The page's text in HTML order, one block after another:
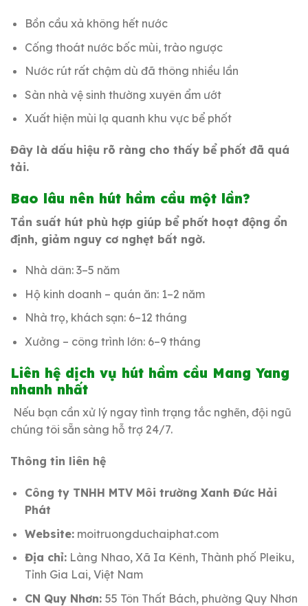
Bồn cầu xả không hết nước
Cống thoát nước bốc mùi, trào ngược
Nước rút rất chậm dù đã thông nhiều lần
Sàn nhà vệ sinh thường xuyên ẩm ướt
Xuất hiện mùi lạ quanh khu vực bể phốt
Đây là dấu hiệu rõ ràng cho thấy bể phốt đã quá
tải.
Bao lâu nên hút hầm cầu một lần?
Tần suất hút phù hợp giúp bể phốt hoạt động ổn
định, giảm nguy cơ nghẹt bất ngờ.
Nhà dân: 3–5 năm
Hộ kinh doanh – quán ăn: 1–2 năm
Nhà trọ, khách sạn: 6–12 tháng
Xưởng – công trình lớn: 6–9 tháng
Liên hệ dịch vụ hút hầm cầu Mang Yang
nhanh nhất
Nếu bạn cần xử lý ngay tình trạng tắc nghẽn, đội ngũ
chúng tôi sẵn sàng hỗ trợ 24/7.
Thông tin liên hệ
Công ty TNHH MTV Môi trường Xanh Đức Hải
Phát
Website:moitruongduchaiphat.com
Địa chỉ:Làng Nhao, Xã Ia Kênh, Thành phố Pleiku,
Tỉnh Gia Lai, Việt Nam
CN Quy Nhơn: 55 Tôn Thất Bách, phường Quy Nhơn